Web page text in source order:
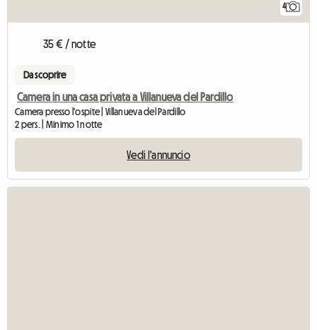
4
35 € / notte
Da scoprire
Camera in una casa privata a Villanueva del Pardillo
Camera presso l'ospite | Villanueva del Pardillo
2 pers. | Minimo 1 notte
Vedi l'annuncio